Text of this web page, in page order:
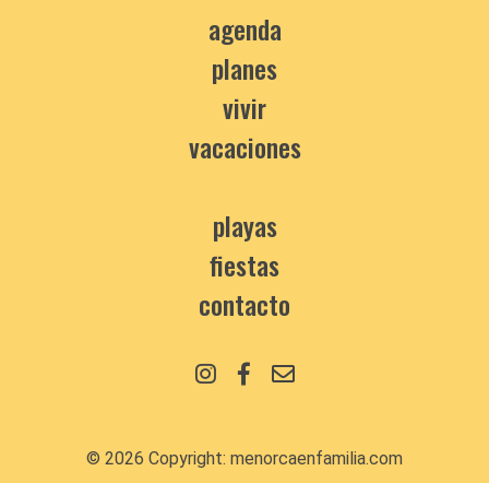
agenda
planes
vivir
vacaciones
playas
fiestas
contacto
© 2026 Copyright: menorcaenfamilia.com